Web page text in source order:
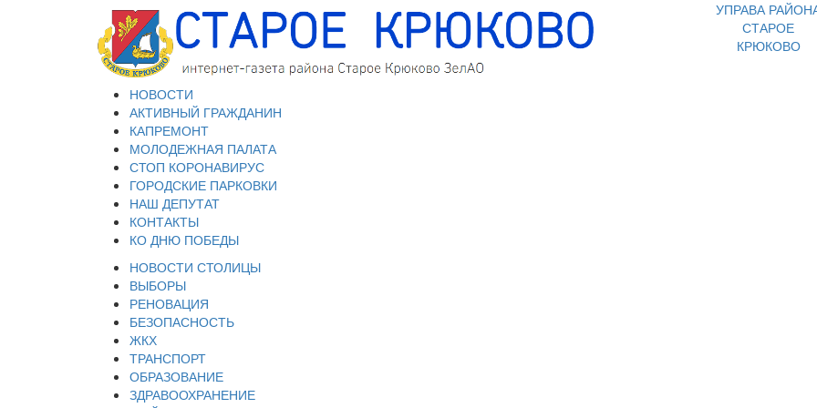
УПРАВА
СТАРОЕ
КРЮКОВО
НОВОСТИ
АКТИВНЫЙ ГРАЖДАНИН
КАПРЕМОНТ
МОЛОДЕЖНАЯ ПАЛАТА
СТОП КОРОНАВИРУС
ГОРОДСКИЕ ПАРКОВКИ
НАШ ДЕПУТАТ
КОНТАКТЫ
КО ДНЮ ПОБЕДЫ
НОВОСТИ СТОЛИЦЫ
ВЫБОРЫ
РЕНОВАЦИЯ
БЕЗОПАСНОСТЬ
ЖКХ
ТРАНСПОРТ
ОБРАЗОВАНИЕ
ЗДРАВООХРАНЕНИЕ